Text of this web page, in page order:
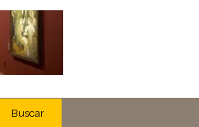
Buscar